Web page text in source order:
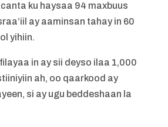
ku haysaa 94 maxbuus
ay aaminsan tahay in 60
yihiin.
in ay sii deyso ilaa 1,000
ah, oo qaarkood ay
si ay ugu beddeshaan la